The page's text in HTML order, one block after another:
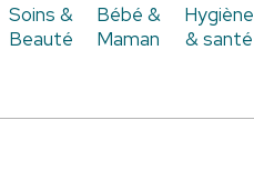
Soins &
Beauté
Bébé &
Maman
Hygiène
& santé